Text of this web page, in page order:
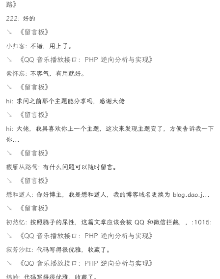
路》
222: 好的
↘ 《留言板》
小归客: 不错，用上了。
↘ 《QQ 音乐播放接口：PHP 逆向分析与实现》
索怀忘: 不客气，有用就好。
↘ 《留言板》
hi: 求问之前那个主题能分享吗，感谢大佬
↘ 《留言板》
hi: 大佬，我具喜欢你上一个主题，这次来发现主题变了，方便告诉我一下
你...
↘ 《留言板》
馥雁从路鸳: 有什么问题可以随时留言。
↘ 《留言板》
懋和道人: 你好博主，我是懋和道人，我的博客域名更换为 blog.dao.j...
↘ 《留言板》
初然忆: 按照腾子的尿性，这篇文章应该会被 QQ 和微信拦截，，:1015:
↘ 《QQ 音乐播放接口：PHP 逆向分析与实现》
寂芳沙红: 代码写得很优雅，收藏了。
↘ 《QQ 音乐播放接口：PHP 逆向分析与实现》
绵岭: 代码写得很优雅，收藏了。